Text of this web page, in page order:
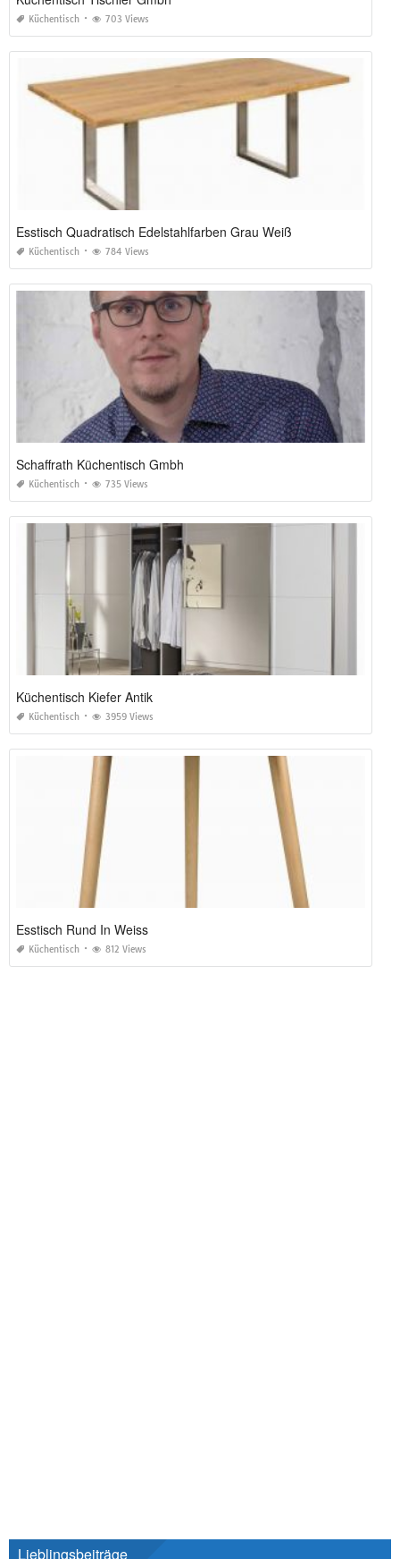
Küchentisch 703 Views
Esstisch Quadratisch Edelstahlfarben Grau Weiß
Küchentisch 784 Views
Schaffrath Küchentisch Gmbh
Küchentisch 735 Views
Küchentisch Kiefer Antik
Küchentisch 3959 Views
Esstisch Rund In Weiss
Küchentisch 812 Views
Lieblingsbeiträge